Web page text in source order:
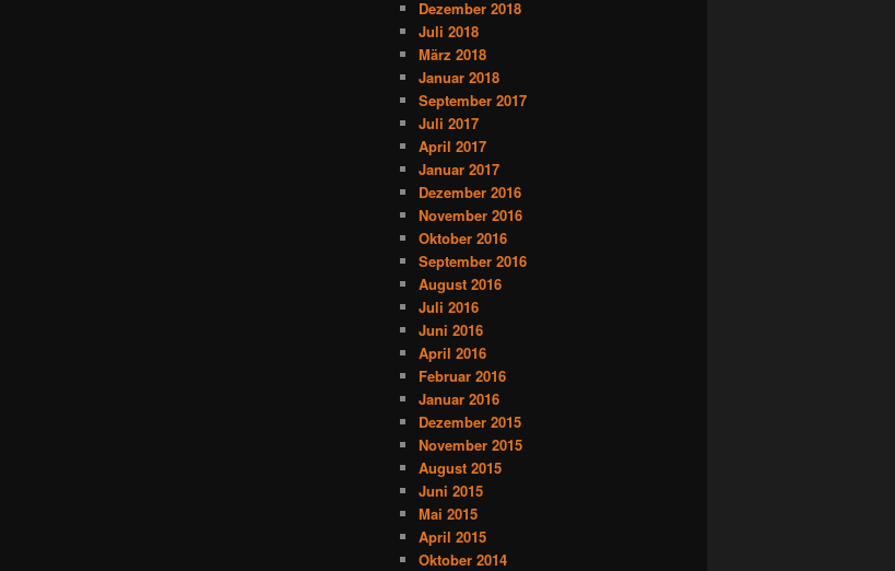
Dezember 2018
Juli 2018
März 2018
Januar 2018
September 2017
Juli 2017
April 2017
Januar 2017
Dezember 2016
November 2016
Oktober 2016
September 2016
August 2016
Juli 2016
Juni 2016
April 2016
Februar 2016
Januar 2016
Dezember 2015
November 2015
August 2015
Juni 2015
Mai 2015
April 2015
Oktober 2014